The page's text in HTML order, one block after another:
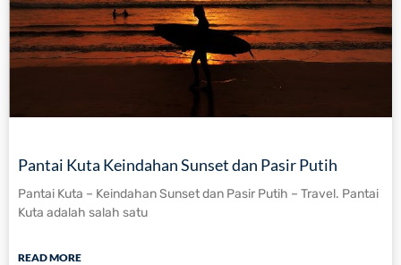
Pantai Kuta Keindahan Sunset dan Pasir Putih
Pantai Kuta – Keindahan Sunset dan Pasir Putih – Travel. Pantai
Kuta adalah salah satu
READ MORE